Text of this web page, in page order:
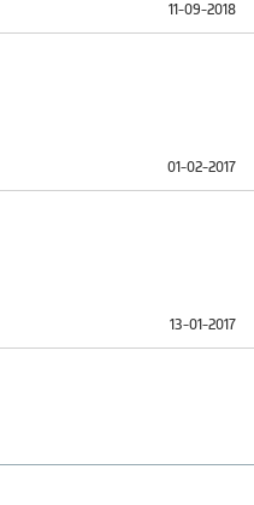
11-09-2018
01-02-2017
13-01-2017